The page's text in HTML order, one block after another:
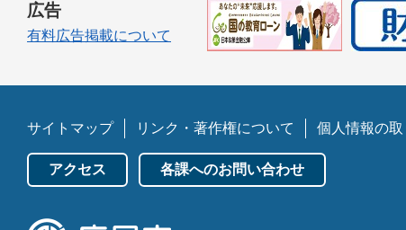
広告
有料広告掲載について
サイトマップ リンク・著作権について 個人情報の取
アクセス 各課へのお問い合わせ